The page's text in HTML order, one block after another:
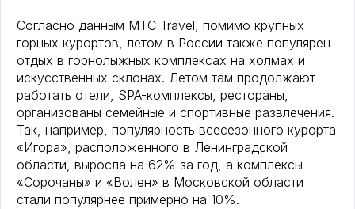
Согласно данным МТС Travel, помимо крупных
горных курортов, летом в России также популярен
отдых в горнолыжных комплексах на холмах и
искусственных склонах. Летом там продолжают
работать отели, SPA-комплексы, рестораны,
организованы семейные и спортивные развлечения.
Так, например, популярность всесезонного курорта
«Игора», расположенного в Ленинградской
области, выросла на 62% за год, а комплексы
«Сорочаны» и «Волен» в Московской области
стали популярнее примерно на 10%.